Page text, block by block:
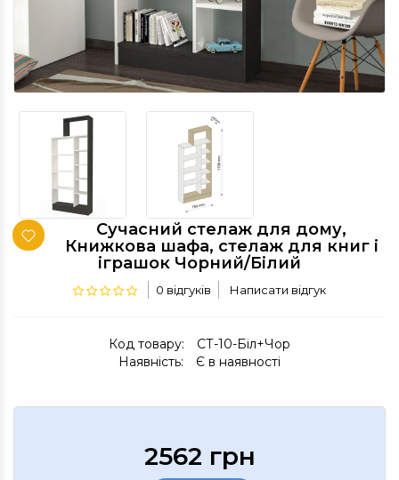
Сучасний стелаж для дому,
Книжкова шафа, стелаж для книг і
іграшок Чорний/Білий
0 відгуків Написати відгук
Код товару:
СТ-10-Біл+Чор
Наявність:
Є в наявності
2562 грн